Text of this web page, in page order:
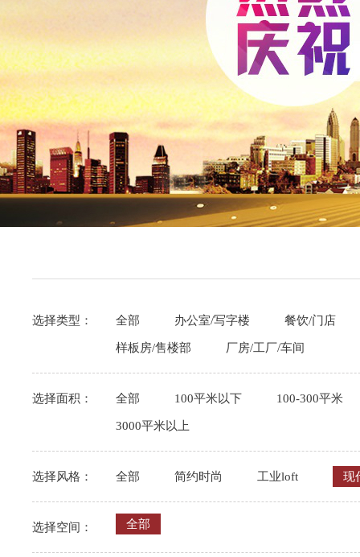
选择类型： 全部 办公室/写字楼 餐饮/门店
样板房/售楼部 厂房/工厂/车间
选择面积： 全部 100平米以下 100-300平米
3000平米以上
选择风格： 全部 简约时尚 工业loft 现
选择空间： 全部